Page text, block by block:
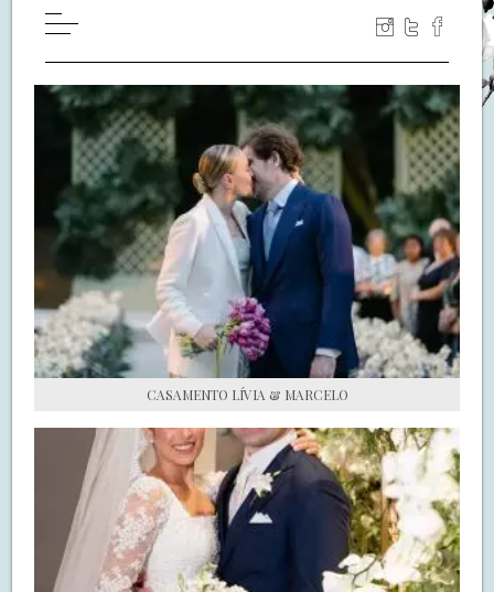
WILL YOU MARRY ME?
LUA DE MEL
COZINHA
DECORAÇÃO
DE NOIVA PRA NOIVA
S.O.S CASADAS
FALE COM O SAY I DO
CASAMENTO LÍVIA & MARCELO